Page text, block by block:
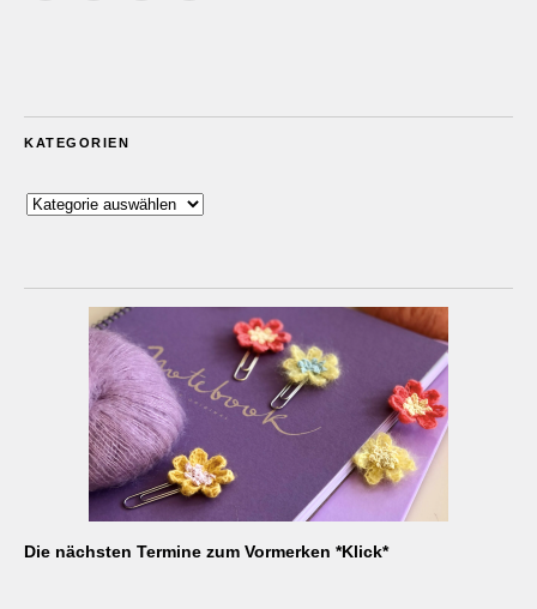
KATEGORIEN
Kategorien
Die nächsten Termine zum Vormerken *Klick*